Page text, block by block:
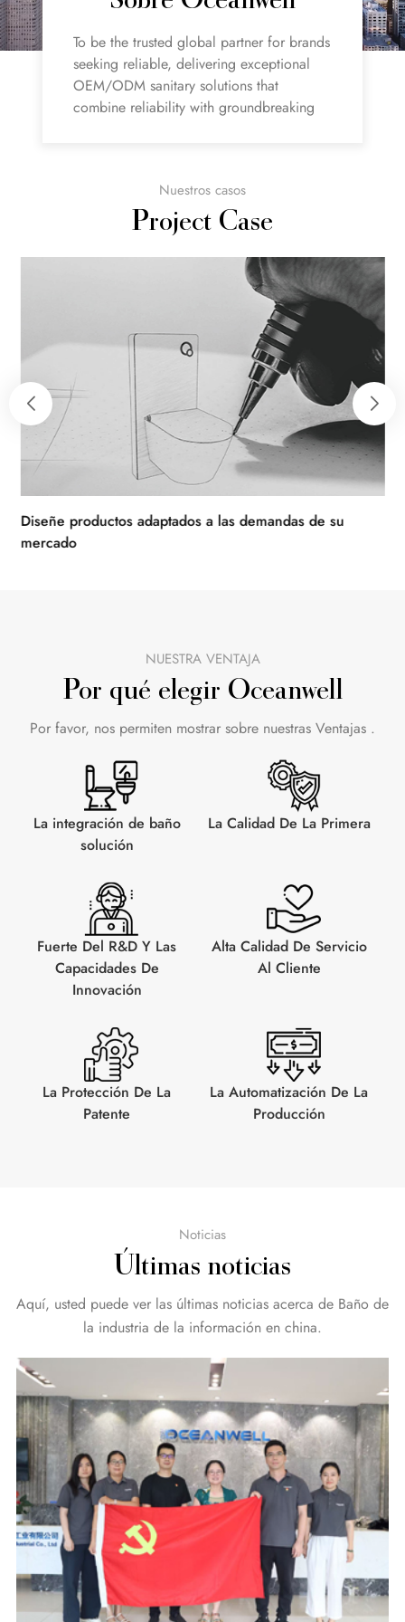
To be the trusted global partner for brands
seeking reliable, delivering exceptional
OEM/ODM sanitary solutions that
combine reliability with groundbreaking
Nuestros casos
Project Case
Diseñe productos adaptados a las demandas de su
mercado
NUESTRA VENTAJA
Por qué elegir Oceanwell
Por favor, nos permiten mostrar sobre nuestras Ventajas .
La integración de baño
solución
La Calidad De La Primera
Fuerte Del R&D Y Las
Capacidades De
Innovación
Alta Calidad De Servicio
Al Cliente
La Protección De La
Patente
La Automatización De La
Producción
Noticias
Últimas noticias
Aquí, usted puede ver las últimas noticias acerca de Baño de
la industria de la información en china.